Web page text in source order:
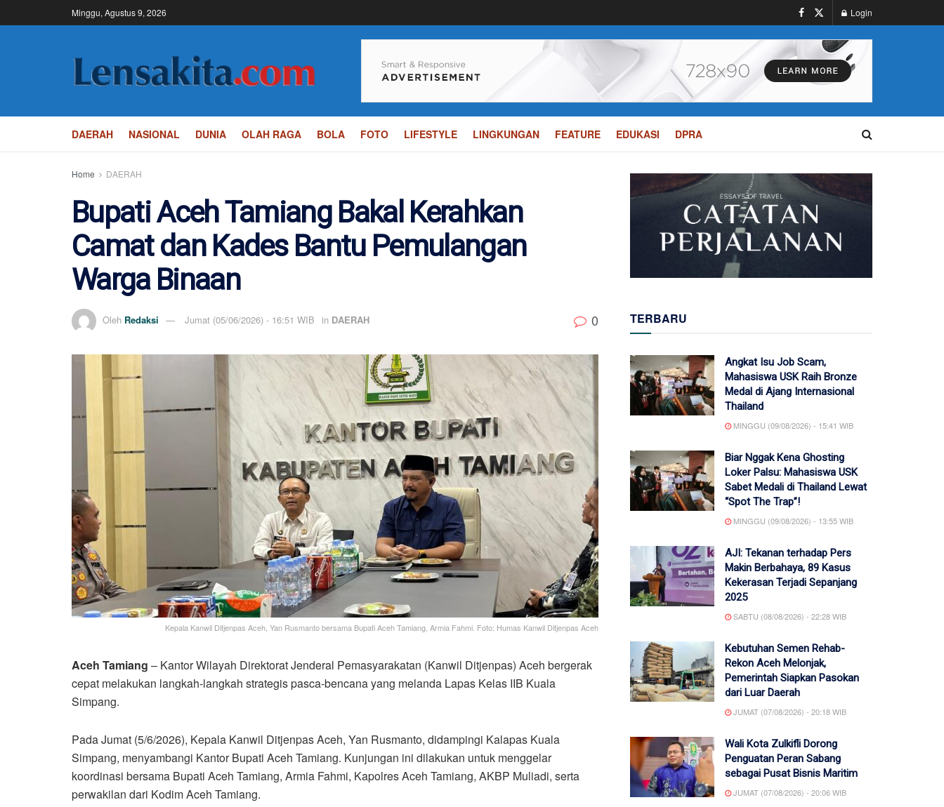
Minggu, Agustus 9, 2026 Login
DAERAH NASIONAL DUNIA OLAH RAGA BOLA FOTO LIFESTYLE LINGKUNGAN FEATURE EDUKASI DPRA
Home DAERAH
Bupati Aceh Tamiang Bakal Kerahkan
Camat dan Kades Bantu Pemulangan
Warga Binaan
Oleh Redaksi Jumat (05/06/2026) - 16:51 WIB in DAERAH 0
Kepala Kanwil Ditjenpas Aceh, Yan Rusmanto bersama Bupati Aceh Tamiang, Armia Fahmi. Foto: Humas Kanwil Ditjenpas Aceh
Aceh Tamiang – Kantor Wilayah Direktorat Jenderal Pemasyarakatan (Kanwil Ditjenpas) Aceh bergerak
cepat melakukan langkah-langkah strategis pasca-bencana yang melanda Lapas Kelas IIB Kuala
Simpang.
Pada Jumat (5/6/2026), Kepala Kanwil Ditjenpas Aceh, Yan Rusmanto, didampingi Kalapas Kuala
Simpang, menyambangi Kantor Bupati Aceh Tamiang. Kunjungan ini dilakukan untuk menggelar
koordinasi bersama Bupati Aceh Tamiang, Armia Fahmi, Kapolres Aceh Tamiang, AKBP Muliadi, serta
perwakilan dari Kodim Aceh Tamiang.
TERBARU
Angkat Isu Job Scam,
Mahasiswa USK Raih Bronze
Medal di Ajang Internasional
Thailand
MINGGU (09/08/2026) - 15:41 WIB
Biar Nggak Kena Ghosting
Loker Palsu: Mahasiswa USK
Sabet Medali di Thailand Lewat
“Spot The Trap”!
MINGGU (09/08/2026) - 13:55 WIB
AJI: Tekanan terhadap Pers
Makin Berbahaya, 89 Kasus
Kekerasan Terjadi Sepanjang
2025
SABTU (08/08/2026) - 22:28 WIB
Kebutuhan Semen Rehab-
Rekon Aceh Melonjak,
Pemerintah Siapkan Pasokan
dari Luar Daerah
JUMAT (07/08/2026) - 20:18 WIB
Wali Kota Zulkifli Dorong
Penguatan Peran Sabang
sebagai Pusat Bisnis Maritim
JUMAT (07/08/2026) - 20:06 WIB